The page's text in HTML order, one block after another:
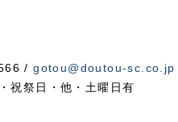
/gotou@doutou-sc.co.jp
祝祭日・他・土曜日有